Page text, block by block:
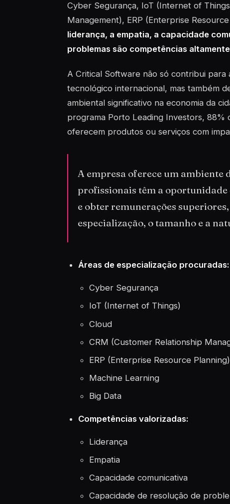
Cyber Segurança, IoT (Internet of
Management), ERP (Enterprise
liderança, a empatia, a capacidade
problemas são competências
A Critical Software não só contribui
tecnológico internacional, mas também
ambiental significativo na economia da
programa Porto Leading Investors, 88%
oferecem produtos ou serviços com
A empresa oferece um ambiente
profissionais têm a
e obter remunerações
especialização, o tamanho e a
Áreas de especialização procuradas:
Cyber Segurança
IoT (Internet of Things)
Cloud
CRM (Customer Relationship
ERP (Enterprise Resource Planning)
Machine Learning
Big Data
Competências valorizadas:
Liderança
Empatia
Capacidade comunicativa
Capacidade de resolução de